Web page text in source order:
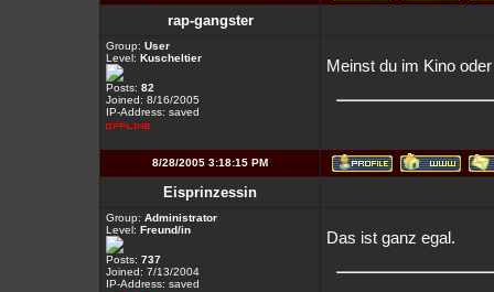
rap-gangster
Group: User
Level: Kuscheltier
Posts: 82
Joined: 8/16/2005
IP-Address: saved
Meinst du im Kino
8/28/2005 3:18:15 PM
Eisprinzessin
Group: Administrator
Level: Freund/in
Posts: 737
Joined: 7/13/2004
IP-Address: saved
Das ist ganz egal.